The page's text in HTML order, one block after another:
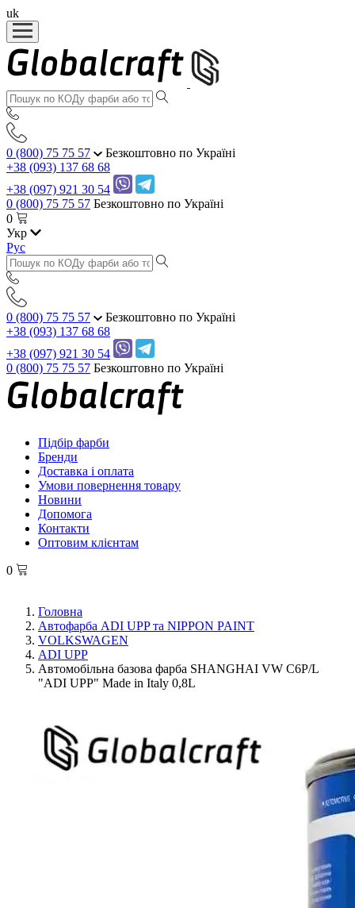
uk
0 (800) 75 75 57
Безкоштовно по Україні
+38 (093) 137 68 68
+38 (097) 921 30 54
0 (800) 75 75 57 Безкоштовно по Україні
0
Укр
Рус
0 (800) 75 75 57
Безкоштовно по Україні
+38 (093) 137 68 68
+38 (097) 921 30 54
0 (800) 75 75 57 Безкоштовно по Україні
Підбір фарби
Бренди
Доставка і оплата
Умови повернення товару
Новини
Допомога
Контакти
Оптовим клієнтам
0
Головна
Автофарба ADI UPP та NIPPON PAINT
VOLKSWAGEN
ADI UPP
Автомобільна базова фарба SHANGHAI VW C6P/L
"ADI UPP" Made in Italy 0,8L